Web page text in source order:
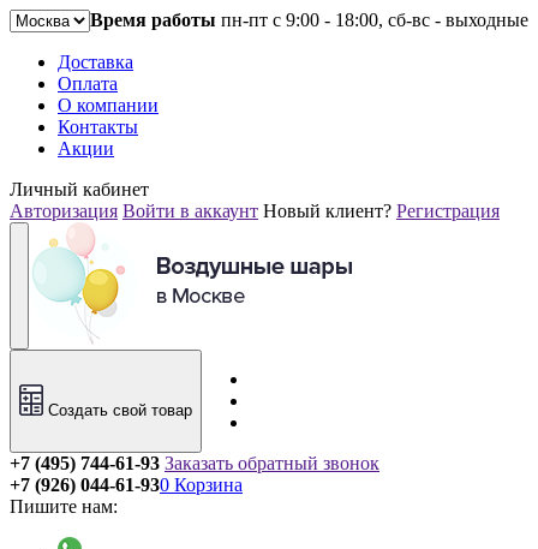
Время работы пн-пт с 9:00 - 18:00, сб-вс - выходные
Доставка
Оплата
О компании
Контакты
Акции
Личный кабинет
Авторизация Войти в аккаунт Новый клиент? Регистрация
Создать свой товар
+7 (495) 744-61-93 Заказать обратный звонок
+7 (926) 044-61-93
Пишите нам:
0 Корзина